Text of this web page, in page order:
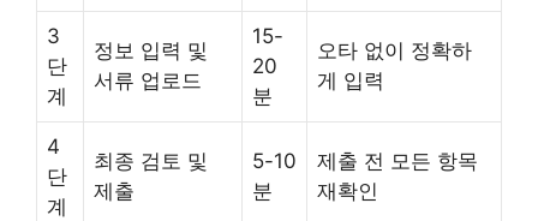
3
단
계
정보 입력 및
서류 업로드
15-
20
분
오타 없이 정확하
게 입력
4
단
계
최종 검토 및
제출
5-10
분
제출 전 모든 항목
재확인